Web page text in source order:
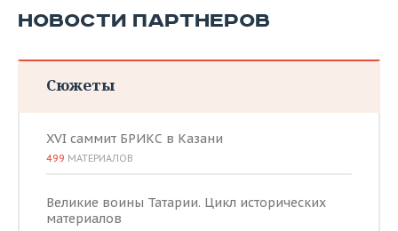
НОВОСТИ ПАРТНЕРОВ
Сюжеты
XVI саммит БРИКС в Казани
499 МАТЕРИАЛОВ
Великие воины Татарии. Цикл исторических
материалов